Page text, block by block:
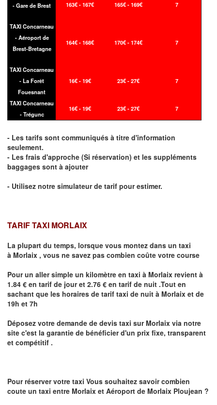
- Gare de Brest
163€ - 167€ 165€ - 169€ 7
TAXI Concarneau
- Aéroport de
Brest-Bretagne
164€ - 168€ 170€ - 174€ 7
TAXI Concarneau
- La Forêt
Fouesnant
16€ - 19€ 23€ - 27€ 7
TAXI Concarneau
- Trégunc
16€ - 19€ 23€ - 27€ 7
- Les tarifs sont communiqués à titre d'information
seulement.
- Les frais d'approche (Si réservation) et les suppléments
baggages sont à ajouter
- Utilisez notre simulateur de tarif pour estimer.
TARIF TAXI MORLAIX
La plupart du temps, lorsque vous montez dans un taxi
à Morlaix , vous ne savez pas combien coûte votre course
Pour un aller simple un kilomètre en taxi à Morlaix revient à
1.84 € en tarif de jour et 2.76 € en tarif de nuit .Tout en
sachant que les horaires de tarif taxi de nuit à Morlaix et de
19h et 7h
Déposez votre demande de devis taxi sur Morlaix via notre
site c'est la garantie de bénéficier d'un prix fixe, transparent
et compétitif .
Pour réserver votre taxi Vous souhaitez savoircombien
coute un taxi entre Morlaix et Aéroport de Morlaix Ploujean ?